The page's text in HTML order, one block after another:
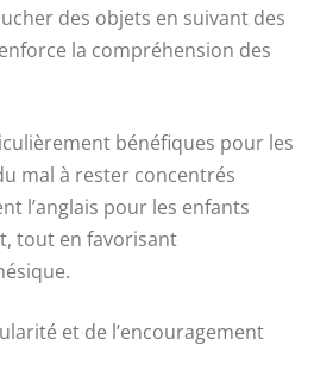
des objets en suivant des
la compréhension des
bénéfiques pour les
mal à rester concentrés
l’anglais pour les enfants
tout en favorisant
et de l’encouragement